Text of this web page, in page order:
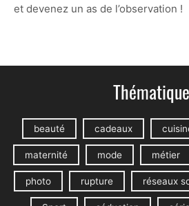
et devenez un as de l’observation !
beauté cadeaux
maternité mode métier
photo rupture réseaux